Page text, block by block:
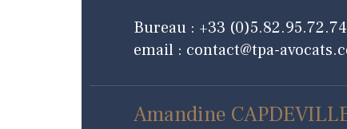
Bureau : +33 (0)5.82.95.72.74
email : contact@tpa-
Amandine